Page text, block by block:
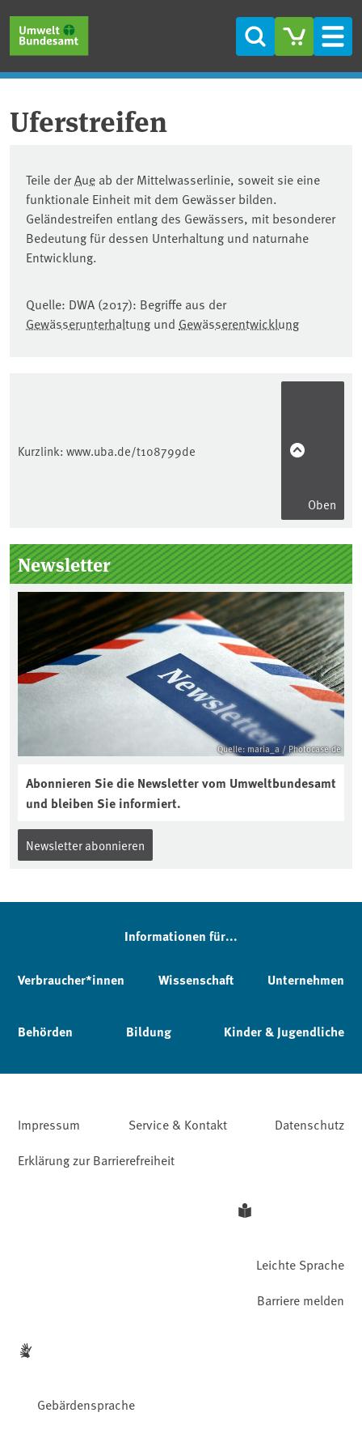
Suche
Uferstreifen
Teile derAue ab der Mittelwasserlinie, soweit sie eine
funktionale Einheit mit dem Gewässer bilden.
Geländestreifen entlang des Gewässers, mit besonderer
Bedeutung für dessen Unterhaltung und naturnahe
Entwicklung.
Quelle: DWA (2017): Begriffe aus der
Gewässerunterhaltung und Gewässerentwicklung
Kurzlink: www.uba.de/t108799de
Oben
Seitenleiste
Newsletter
Quelle: maria_a / Photocase.de
Abonnieren Sie die Newsletter vom Umweltbundesamt
und bleiben Sie informiert.
Newsletter abonnieren
Informationen für...
Verbraucher*innen Wissenschaft Unternehmen
Behörden Bildung Kinder & Jugendliche
Impressum Service & Kontakt
Datenschutz
Erklärung zur Barrierefreiheit
Leichte Sprache
Gebärdensprache
Barriere melden